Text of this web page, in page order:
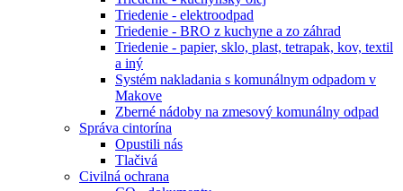
Triedenie - elektroodpad
Triedenie - BRO z kuchyne a zo záhrad
Triedenie - papier, sklo, plast, tetrapak, kov, textil
a iný
Systém nakladania s komunálnym odpadom v
Makove
Zberné nádoby na zmesový komunálny odpad
Správa cintorína
Opustili nás
Tlačivá
Civilná ochrana